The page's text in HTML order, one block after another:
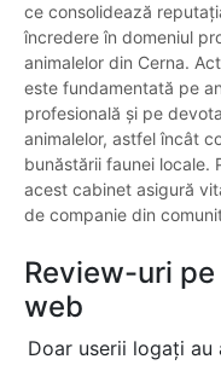
ce consolidează
încredere în domeniul
animalelor din Cerna.
este fundamentată pe
profesională și pe
animalelor, astfel încât
bunăstării faunei locale.
acest cabinet asigură
de companie din
Review-uri
web
Doar userii logați au